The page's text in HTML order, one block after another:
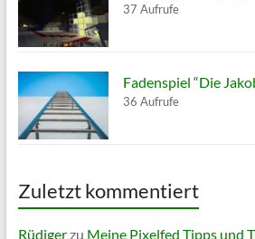
37 Aufrufe
Fadenspiel “Die
36 Aufrufe
Zuletzt kommentiert
Rüdigerzu Meine Pixelfed Tipps und